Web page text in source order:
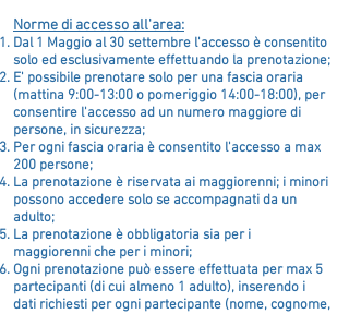
Norme di accesso all'area:
Dal 1 Maggio al 30 settembre l'accesso è consentito
solo ed esclusivamente effettuando la prenotazione;
E' possibile prenotare solo per una fascia oraria
(mattina 9:00-13:00 o pomeriggio 14:00-18:00), per
consentire l'accesso ad un numero maggiore di
persone, in sicurezza;
Per ogni fascia oraria è consentito l'accesso a max
200 persone;
La prenotazione è riservata ai maggiorenni; i minori
possono accedere solo se accompagnati da un
adulto;
La prenotazione è obbligatoria sia per i
maggiorenni che per i minori;
Ogni prenotazione può essere effettuata per max 5
partecipanti (di cui almeno 1 adulto), inserendo i
dati richiesti per ogni partecipante (nome, cognome,